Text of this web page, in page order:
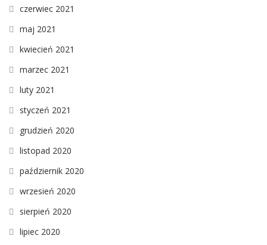
czerwiec 2021
maj 2021
kwiecień 2021
marzec 2021
luty 2021
styczeń 2021
grudzień 2020
listopad 2020
październik 2020
wrzesień 2020
sierpień 2020
lipiec 2020